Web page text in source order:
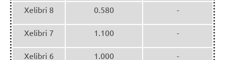
Xelibri 8 0.580 -
Xelibri 7 1.100 -
Xelibri 6 1.000 -